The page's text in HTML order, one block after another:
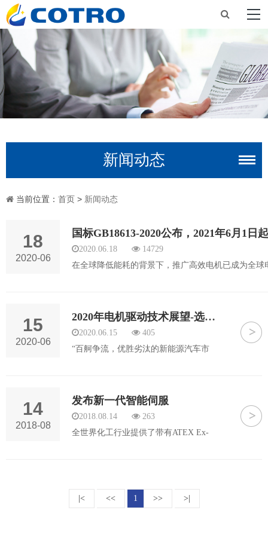
新闻动态
当前位置： 首页 > 新闻动态
18
2020-06
2020.06.18
14729
在全球降低能耗的背景下，推广高效电机已成为全球
15
2020-06
2020年电机驱动技术展望-选择高磁阻路线
2020.06.15
405
“百舸争流，优胜劣汰的新能源汽车市
现。回顾2019我们看到高性能的扁线电
机方兴，低成本少稀土技术渐露头…
14
2018-08
发布新一代智能伺服
2018.08.14
263
全世界化工行业提供了带有ATEX Ex-
位开关。化学工业关注提高中间化学制
品的产量同时，系统运行时间，可…
|< << 1 >> >|